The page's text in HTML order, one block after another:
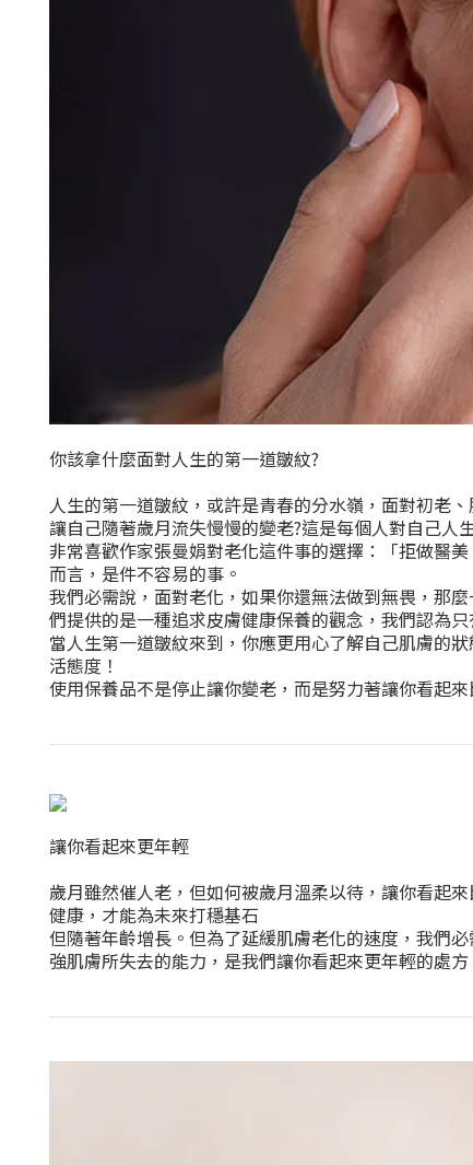
你該拿什麼面對人生的第一道皺紋?
人生的第一道皺紋，或許是青春的分水嶺，面對初老
讓自己隨著歲月流失慢慢的變老?這是每個人對自己人
非常喜歡作家張曼娟對老化這件事的選擇：「拒做醫
而言，是件不容易的事。
我們必需說，面對老化，如果你還無法做到無畏，那
們提供的是一種追求皮膚健康保養的觀念，我們認為
當人生第一道皺紋來到，你應更用心了解自己肌膚的
活態度！
使用保養品不是停止讓你變老，而是努力著讓你看起
讓你看起來更年輕
歲月雖然催人老，但如何被歲月溫柔以待，讓你看起
健康，才能為未來打穩基石
但隨著年齡增長。但為了延緩肌膚老化的速度，我們
強肌膚所失去的能力，是我們讓你看起來更年輕的處